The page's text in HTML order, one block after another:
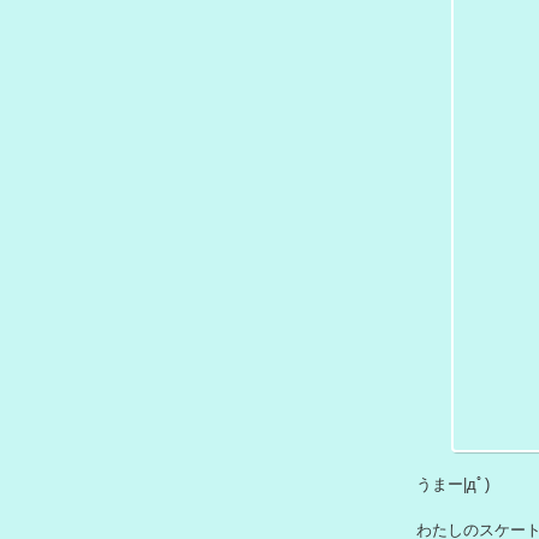
うまー|дﾟ)
わたしのスケー